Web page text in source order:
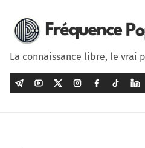
La connaissance libre, le vrai